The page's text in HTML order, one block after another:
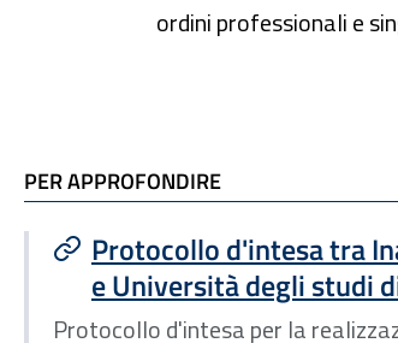
ordini professionali e
TI POTREBBE INTERESSARE
PER APPROFONDIRE
Protocollo d'intesa tra
e Università degli studi
Protocollo d'intesa per la